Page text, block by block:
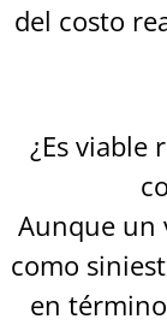
del costo
¿Es viable
Aunque un
como
en